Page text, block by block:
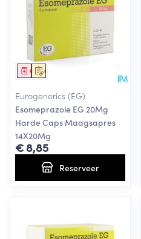
Op voorschrift
Geneesmiddel
Eurogenerics (EG)
Esomeprazole EG 20Mg
Harde Caps Maagsapres
14X20Mg
€ 8,85
Reserveer